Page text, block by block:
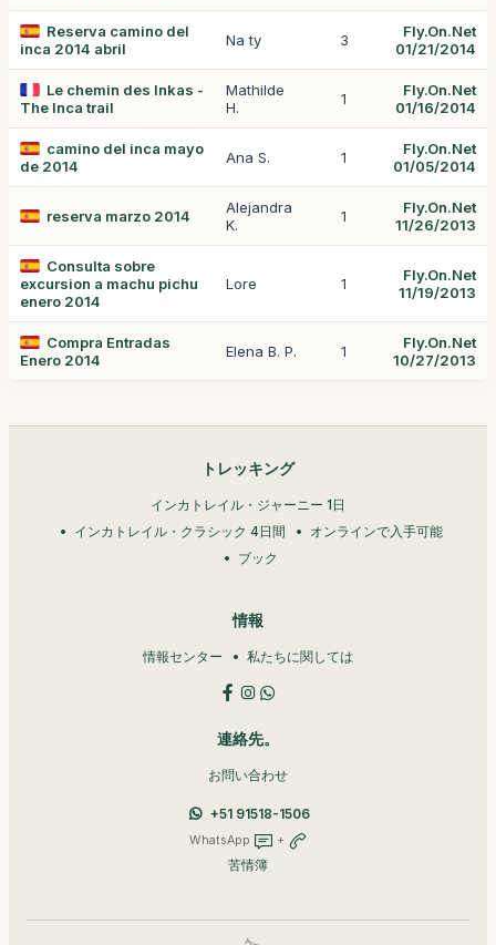
Reserva camino del
inca 2014 abril
Na ty 3
Fly.On.Net
01/21/2014
Le chemin des Inkas -
The Inca trail
Mathilde
H.
1
Fly.On.Net
01/16/2014
camino del inca mayo
de 2014
Ana S. 1
Fly.On.Net
01/05/2014
reserva marzo 2014
Alejandra
K.
1
Fly.On.Net
11/26/2013
Consulta sobre
excursion a machu pichu
enero 2014
Lore 1
Fly.On.Net
11/19/2013
Compra Entradas
Enero 2014
Elena B. P. 1
Fly.On.Net
10/27/2013
トレッキング
インカトレイル・ジャーニー 1日
インカトレイル・クラシック 4日間
オンラインで入手可能
ブック
情報
情報センター 私たちに関しては
連絡先。
お問い合わせ
+51 91518-1506
WhatsApp +
苦情簿